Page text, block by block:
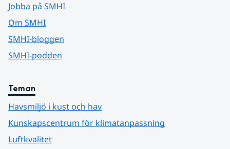
Jobba på SMHI
Om SMHI
SMHI-bloggen
SMHI-podden
Teman
Havsmiljö i kust och hav
Kunskapscentrum för klimatanpassning
Luftkvalitet